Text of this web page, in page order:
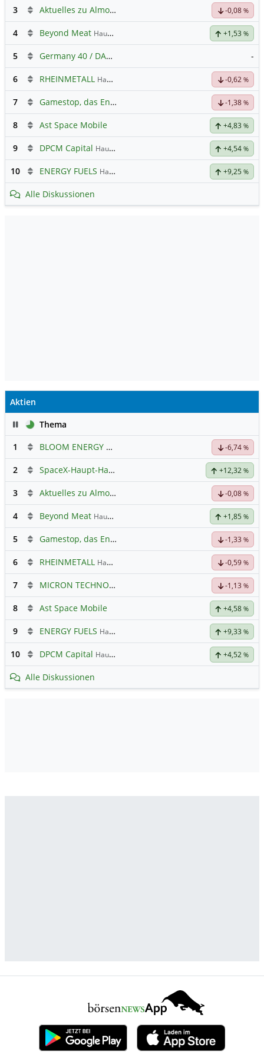
3 Aktuelles zu Almonty Industries -0,08 %
4 Beyond Meat Hauptdiskussion +1,53 %
5 Germany 40 / DAX Prognose -
6 RHEINMETALL Hauptdiskussion -0,62 %
7 Gamestop, das Ende naht -1,38 %
8 Ast Space Mobile +4,83 %
9 DPCM Capital Hauptdiskussion +4,54 %
10 ENERGY FUELS Hauptdiskussion +9,25 %
Alle Diskussionen
Aktien
PauseThema
1
BLOOM ENERGY A -6,74 %
2 SpaceX-Haupt-Hauptforum +12,32 %
3 Aktuelles zu Almonty Industries -0,08 %
4 Beyond Meat Hauptdiskussion +1,85 %
5 Gamestop, das Ende naht -1,33 %
6 RHEINMETALL Hauptdiskussion -0,59 %
7 MICRON TECHNOLOGY -1,13 %
8 Ast Space Mobile +4,58 %
9 ENERGY FUELS Hauptdiskussion +9,33 %
10 DPCM Capital Hauptdiskussion +4,52 %
Alle Diskussionen